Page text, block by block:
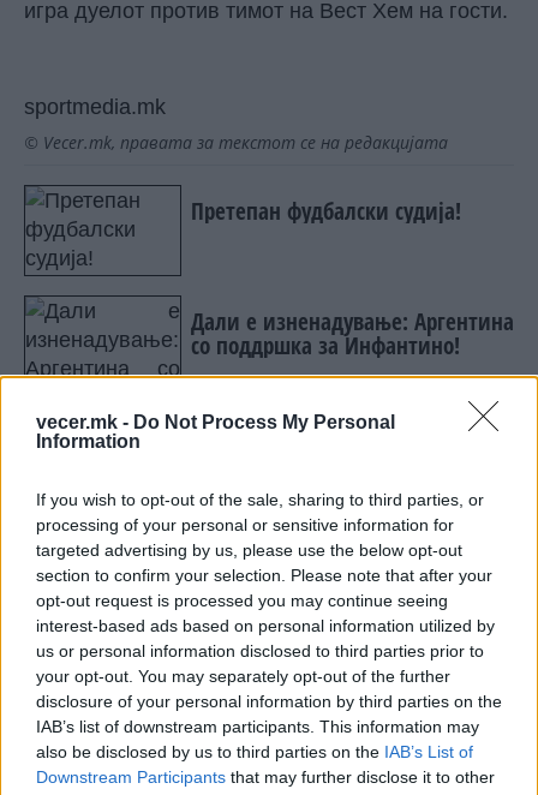
vecer.mk - Do Not Process My Personal
Information
If you wish to opt-out of the sale, sharing to third parties, or
processing of your personal or sensitive information for
targeted advertising by us, please use the below opt-out
section to confirm your selection. Please note that after your
opt-out request is processed you may continue seeing
interest-based ads based on personal information utilized by
us or personal information disclosed to third parties prior to
your opt-out. You may separately opt-out of the further
disclosure of your personal information by third parties on the
IAB’s list of downstream participants. This information may
also be disclosed by us to third parties on the IAB’s List of
Downstream Participants that may further disclose it to other
игра дуелот против тимот на Вест Хем на гости.
sportmedia.mk
© Vecer.mk, правата за текстот се на редакцијата
Претепан фудбалски судија!
Дали е изненадување: Аргентина
со поддршка за Инфантино!
НАЈЧИТАНИ ВО ПОСЛЕДНИ 7 ДЕНА
СЕ СПРЕМА МЕТЕОРОЛОШКИ
ХАОС ЗА ЗИМАТА 2026/2027
ИСТОРИСКО ОБЕДИНУВАЊЕ НА
МАКЕДОНЦИТЕ ВО СРБИЈА:
ФОРМИРАН МАКЕДОНСКИОТ
НАЦИОНАЛЕН СОЈУЗ
Ахмети кажа што го мачи:
СЛУШАМ, САКААТ ДА СЕ СУДИ
ЗА ВОЕНИТЕ ЗЛОСТРОСТВА НА